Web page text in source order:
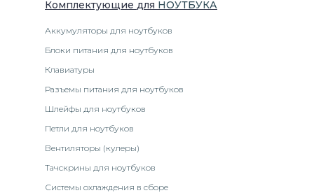
Комплектующие для НОУТБУКА
Аккумуляторы для ноутбуков
Блоки питания для ноутбуков
Клавиатуры
Разъемы питания для ноутбуков
Шлейфы для ноутбуков
Петли для ноутбуков
Вентиляторы (кулеры)
Тачскрины для ноутбуков
Системы охлаждения в сборе